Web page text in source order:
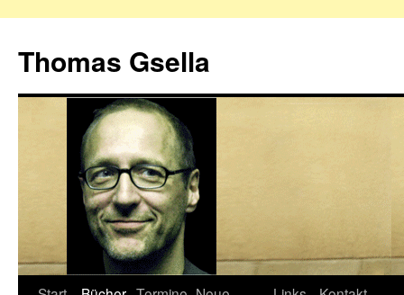
springen
Thomas Gsella